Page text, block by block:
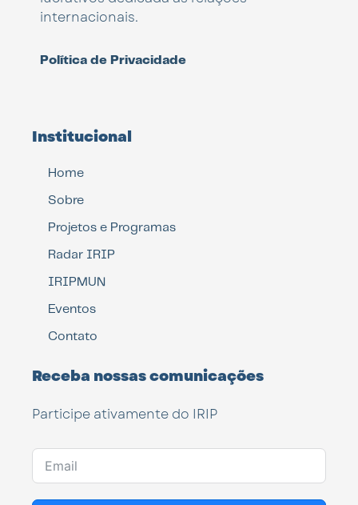
internacionais.
Política de Privacidade
Institucional
Home
Sobre
Projetos e Programas
Radar IRIP
IRIPMUN
Eventos
Contato
Receba nossas comunicações
Participe ativamente do IRIP